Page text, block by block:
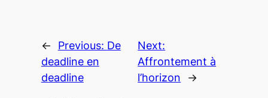
← Previous: De
deadline en
deadline
Next:
Affrontement à
l’horizon
→